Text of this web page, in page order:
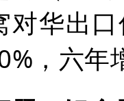
对华出
，六年